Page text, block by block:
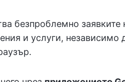
безпроблемно заявките
и услуги, независимо